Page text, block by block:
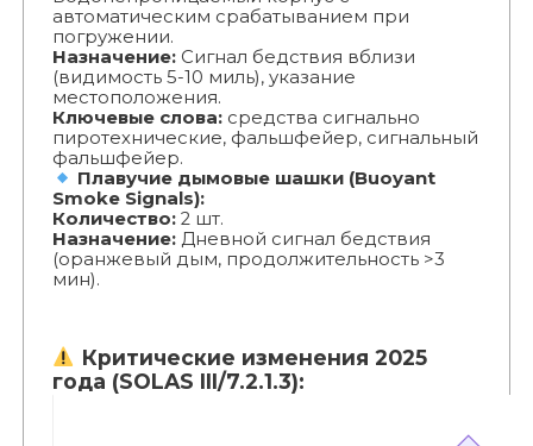
автоматическим срабатыванием при
погружении.
Назначение:Сигнал бедствия вблизи
(видимость 5-10 миль), указание
местоположения.
Ключевые слова:средства сигнально
пиротехнические, фальшфейер, сигнальный
фальшфейер.
Плавучие дымовые шашки (Buoyant
Smoke Signals):
Количество:2 шт.
Назначение:Дневной сигнал бедствия
(оранжевый дым, продолжительность >3
мин).
Критические изменения 2025
года (SOLAS III/7.2.1.3):